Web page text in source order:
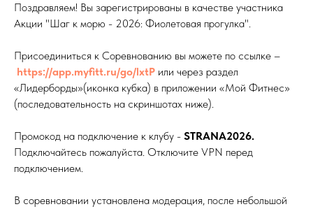
Поздравляем! Вы зарегистрированы в качестве участника
Акции "Шаг к морю - 2026: Фиолетовая прогулка".
Присоединиться к Соревнованию вы можете по ссылке –
https://app.myfitt.ru/go/lxtP или через раздел
«Лидерборды»(иконка кубка) в приложении «Мой Фитнес»
(последовательность на скриншотах ниже).
Промокод на подключение к клубу - STRANA2026.
Подключайтесь пожалуйста. Отключите VPN перед
подключением.
В соревновании установлена модерация, после небольшой